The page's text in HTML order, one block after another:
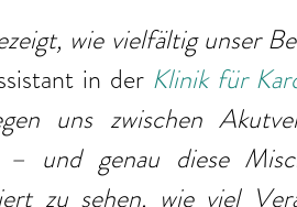
wie vielfältig unser
in der Klinik für
uns zwischen
– und genau diese
zu sehen, wie viel